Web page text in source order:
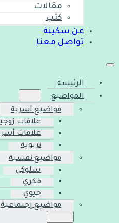
مقالات
كتب
عن سكينة
تواصل معنا
الرئيسة
المواضيع
مواضيع أسرية
علاقات
علاقات
تربوية
مواضيع نفسية
سلوكي
فكري
حيوي
مواضيع إجتماعية